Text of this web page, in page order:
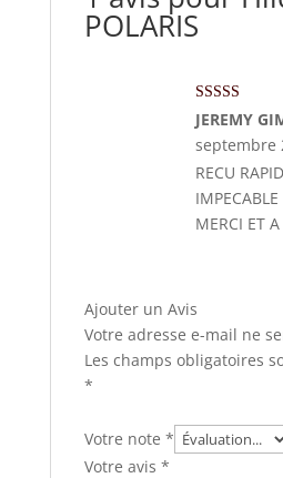
POLARIS
Note5sur 5
JEREMY
septembre
RECU
MERCI ET
Ajouter un Avis
Votre adresse e-mail ne
Les champs obligatoires
*
Votre note *
Votre avis *